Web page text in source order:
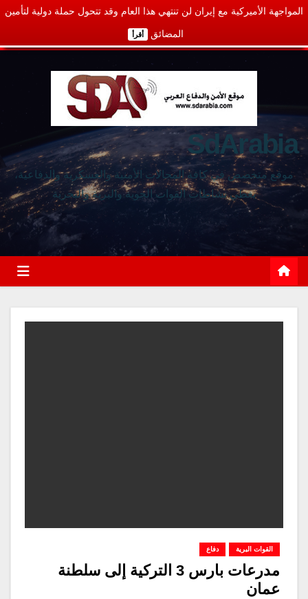
المواجهة الأميركية مع إيران لن تنتهي هذا العام وقد تتحول حملة دولية لتأمين
المضائق أقرأ
SdArabia
موقع متخصص في كافة المجالات الأمنية والعسكرية والدفاعية،
يغطي نشاطات القوات الجوية والبرية والبحرية
القوات البرية دفاع
مدرعات بارس 3 التركية إلى سلطنة
عمان